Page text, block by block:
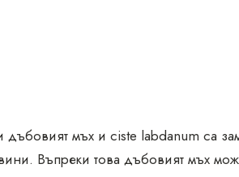
мъх и ciste labdanum са
Въпреки това дъбовият мъх